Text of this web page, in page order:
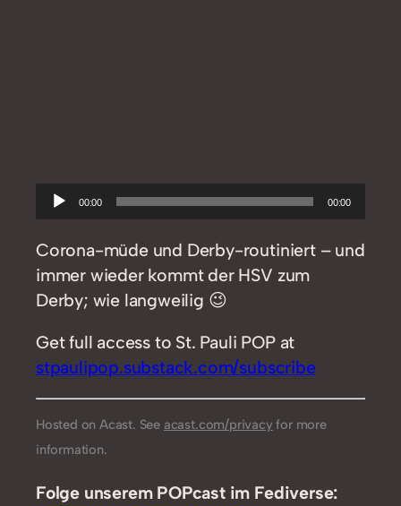
Audio-
Player
00:00 00:00
Corona-müde und Derby-routiniert – und
immer wieder kommt der HSV zum
Derby; wie langweilig 😉
Get full access to St. Pauli POP at
stpaulipop.substack.com/subscribe
Hosted on Acast. See acast.com/privacy for more
information.
Folge unserem POPcast im Fediverse: